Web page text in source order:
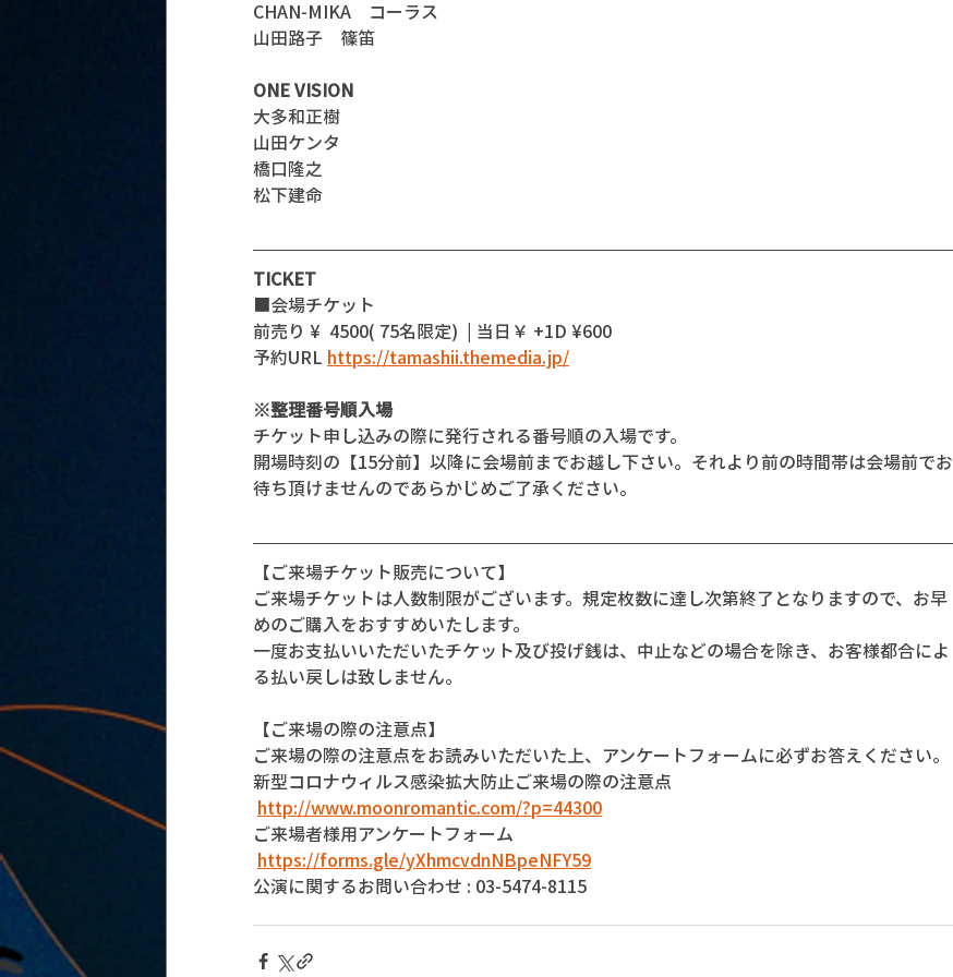
CHAN-MIKA　コーラス
山田路子　篠笛
ONE VISION
大多和正樹
山田ケンタ
橋口隆之
松下建命
TICKET
■会場チケット
前売り ¥  4500( 75名限定)  | 当日￥ +1D ¥600
予約URL https://tamashii.themedia.jp/
※整理番号順入場
チケット申し込みの際に発行される番号順の入場です。
開場時刻の【15分前】以降に会場前までお越し下さい。それより前の時間帯は会場前でお
待ち頂けませんのであらかじめご了承ください。
【ご来場チケット販売について】
ご来場チケットは人数制限がございます。規定枚数に達し次第終了となりますので、お早
めのご購入をおすすめいたします。
一度お支払いいただいたチケット及び投げ銭は、中止などの場合を除き、お客様都合によ
る払い戻しは致しません。
【ご来場の際の注意点】
ご来場の際の注意点をお読みいただいた上、アンケートフォームに必ずお答えください。
新型コロナウィルス感染拡大防止ご来場の際の注意点
http://www.moonromantic.com/?p=44300
ご来場者様用アンケートフォーム
https://forms.gle/yXhmcvdnNBpeNFY59
公演に関するお問い合わせ : 03-5474-8115